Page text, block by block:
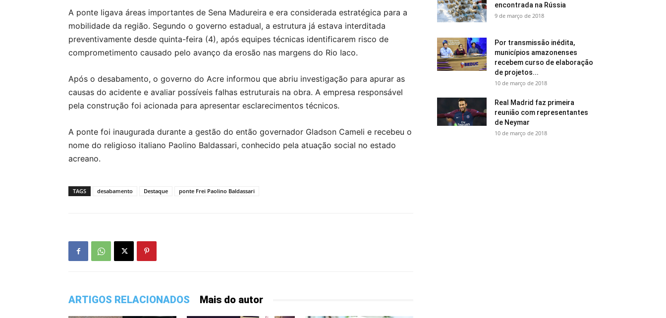
A ponte ligava áreas importantes de Sena Madureira e era considerada estratégica para a
mobilidade da região. Segundo o governo estadual, a estrutura já estava interditada
preventivamente desde quinta-feira (4), após equipes técnicas identificarem risco de
comprometimento causado pelo avanço da erosão nas margens do Rio Iaco.
Após o desabamento, o governo do Acre informou que abriu investigação para apurar as
causas do acidente e avaliar possíveis falhas estruturais na obra. A empresa responsável
pela construção foi acionada para apresentar esclarecimentos técnicos.
A ponte foi inaugurada durante a gestão do então governador Gladson Cameli e recebeu o
nome do religioso italiano Paolino Baldassari, conhecido pela atuação social no estado
acreano.
TAGS desabamento Destaque ponte Frei Paolino Baldassari
ARTIGOS RELACIONADOS Mais do autor
encontrada na Rússia
9 de março de 2018
Por transmissão inédita,
municípios amazonenses
recebem curso de elaboração
de projetos...
10 de março de 2018
Real Madrid faz primeira
reunião com representantes
de Neymar
10 de março de 2018